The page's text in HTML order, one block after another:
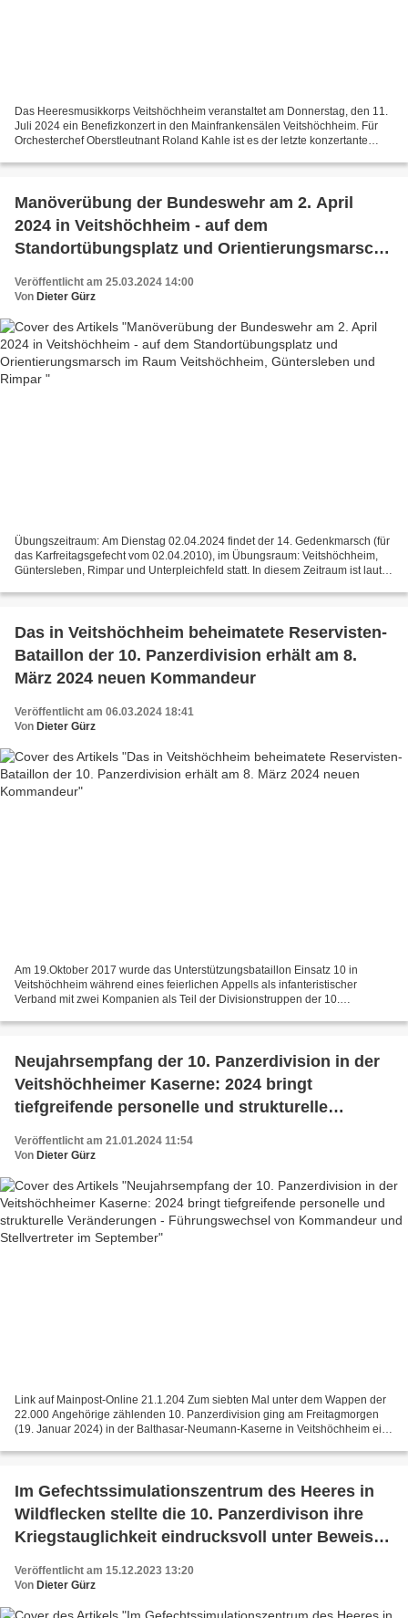
Das Heeresmusikkorps Veitshöchheim veranstaltet am Donnerstag, den 11.
Juli 2024 ein Benefizkonzert in den Mainfrankensälen Veitshöchheim. Für
Orchesterchef Oberstleutnant Roland Kahle ist es der letzte konzertante
Manöverübung der Bundeswehr am 2. April
2024 in Veitshöchheim - auf dem
Standortübungsplatz und Orientierungsmarsch
Rimpar
Veröffentlicht am 25.03.2024 14:00
Von Dieter Gürz
Übungszeitraum: Am Dienstag 02.04.2024 findet der 14. Gedenkmarsch (für
das Karfreitagsgefecht vom 02.04.2010), im Übungsraum: Veitshöchheim,
Güntersleben, Rimpar und Unterpleichfeld statt. In diesem Zeitraum ist laut
Das in Veitshöchheim beheimatete Reservisten-
Bataillon der 10. Panzerdivision erhält am 8.
März 2024 neuen Kommandeur
Veröffentlicht am 06.03.2024 18:41
Von Dieter Gürz
Am 19.Oktober 2017 wurde das Unterstützungsbataillon Einsatz 10 in
Veitshöchheim während eines feierlichen Appells als infanteristischer
Verband mit zwei Kompanien als Teil der Divisionstruppen der 10.
Neujahrsempfang der 10. Panzerdivision in der
Veitshöchheimer Kaserne: 2024 bringt
tiefgreifende personelle und strukturelle
Kommandeur und Stellvertreter im September
Veröffentlicht am 21.01.2024 11:54
Von Dieter Gürz
Link auf Mainpost-Online 21.1.204 Zum siebten Mal unter dem Wappen der
22.000 Angehörige zählenden 10. Panzerdivision ging am Freitagmorgen
(19. Januar 2024) in der Balthasar-Neumann-Kaserne in Veitshöchheim ein
Im Gefechtssimulationszentrum des Heeres in
Wildflecken stellte die 10. Panzerdivison ihre
Kriegstauglichkeit eindrucksvoll unter Beweis -
Übungsteilnehmern aus 14 Ländern die größte
Veröffentlicht am 15.12.2023 13:20
Von Dieter Gürz